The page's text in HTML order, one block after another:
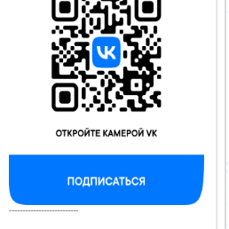
--------------------------